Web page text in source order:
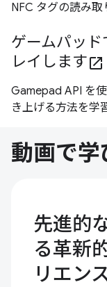
NFC タグの読み取
ゲームパッ
レイしますopen_in_new
Gamepad API を
き上げる方法を学
動画で学
先進的
る革新
リエン